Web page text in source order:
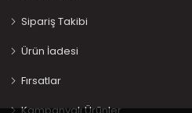
Sipariş Takibi
Ürün İadesi
Fırsatlar